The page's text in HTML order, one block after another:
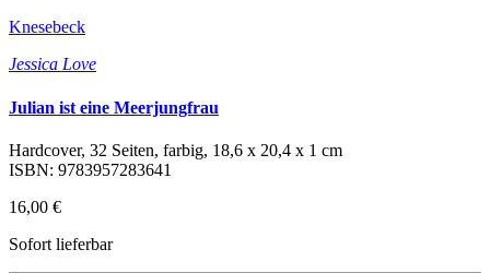
Knesebeck
Jessica Love
Julian ist eine Meerjungfrau
Hardcover, 32 Seiten, farbig, 18,6 x 20,4 x 1 cm
ISBN: 9783957283641
16,00 €
Sofort lieferbar